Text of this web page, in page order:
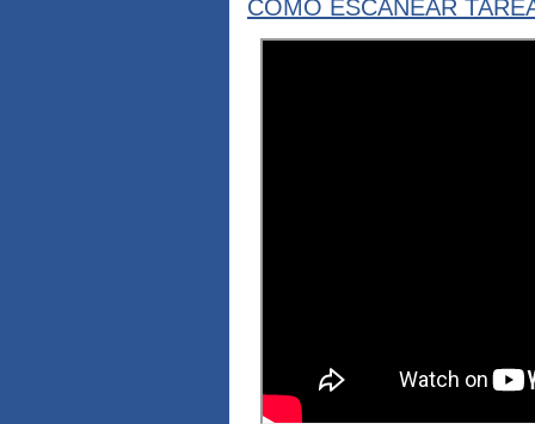
CÓMO ESCANEAR